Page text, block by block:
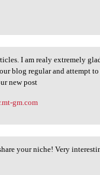
I am realy extremely
blog regular and attempt
new post
gm.com
and
your niche! Very